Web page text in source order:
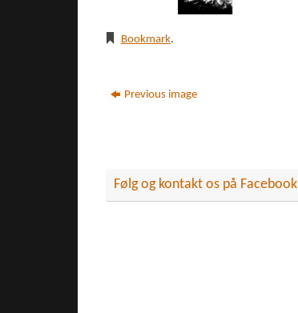
Bookmark.
Previous image
Følg og kontakt os på Facebook